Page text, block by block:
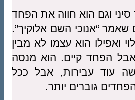
וגם הוא חווה את הפחד
“אנוכי השם אלוקיך”.
ואפילו הוא עצמו לא מבין
הפחד קיים. הוא מנסה
עוד עבירות, אבל ככל
גוברים יותר.